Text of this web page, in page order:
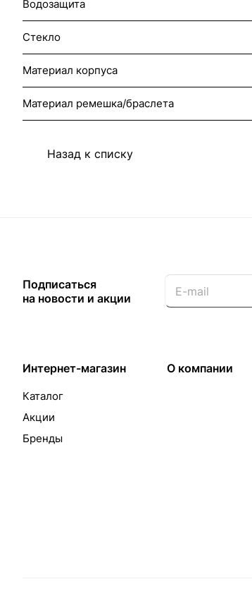
Водозащита
Стекло
Материал корпуса
Материал ремешка/браслета
Назад к списку
Подписаться
на новости и акции
Интернет-магазин
Каталог
Акции
Бренды
О компании